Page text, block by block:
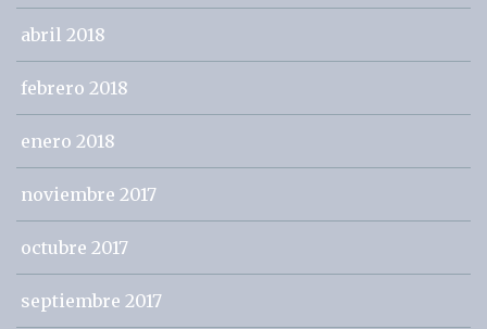
abril 2018
febrero 2018
enero 2018
noviembre 2017
octubre 2017
septiembre 2017